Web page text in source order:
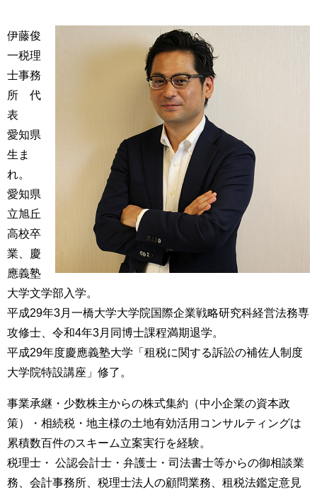
伊藤俊
一税理
士事務
所 代
表
愛知県
生ま
れ。
愛知県
立旭丘
高校卒
業、慶
應義塾
大学文学部入学。
平成29年3月一橋大学大学院国際企業戦略研究科経営法務専
攻修士、令和4年3月同博士課程満期退学。
平成29年度慶應義塾大学「租税に関する訴訟の補佐人制度
大学院特設講座」 修了。
事業承継・少数株主からの株式集約（中小企業の資本政
策）・相続税・地主様の土地有効活用コンサルティングは
累積数百件のスキーム立案実行を経験。
税理士・ 公認会計士・弁護士・司法書士等からの御相談業
務、会計事務所、税理士法人の顧問業務、租税法鑑定意見